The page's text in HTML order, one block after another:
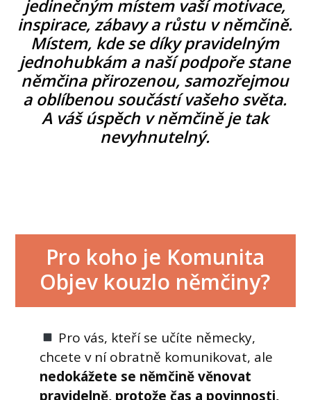
jedinečným místem vaší motivace,
inspirace, zábavy a růstu v němčině.
Místem, kde se díky pravidelným
jednohubkám a naší podpoře stane
němčina přirozenou, samozřejmou
a oblíbenou součástí vašeho světa.
A váš úspěch v němčině je tak
nevyhnutelný.
Pro koho je Komunita
Objev kouzlo němčiny?
Pro vás, kteří se učíte německy,
chcete v ní obratně komunikovat, ale
nedokážete se němčině věnovat
pravidelně, protože čas a povinnosti,